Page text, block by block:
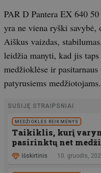
PAR D Pantera EX 640
yra ne viena ryški savybė,
Aiškus vaizdas,
leidžia manyti, kad jis
medžioklėse ir
patyrusiems medžiotojams.
SUSIJĘ STRAIPSNIAI
MEDŽIOKLĖS REIKMENYS
Taikiklis, kurį
pasirinktų net
Išskirtinis 10. gruodis,